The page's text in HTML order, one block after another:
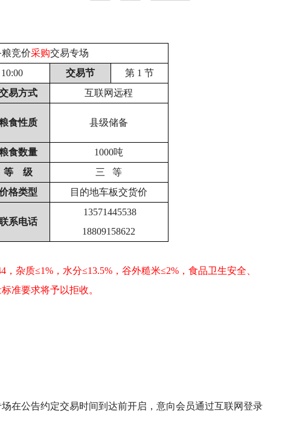
竞价采购交易专场
交易节
第 1 节
易方式 互联网远程
食性质 县级储备
食数量 1000吨
等 级
三 等
格类型 目的地车板交货价
系电话
13571445538
18809158622
，杂质≤1% ，水分≤13.5% ，谷外糙米≤2% ，食品卫生安全、
准要求将予以拒收。
在公告约定交易时间到达前开启，意向会员通过互联网登录